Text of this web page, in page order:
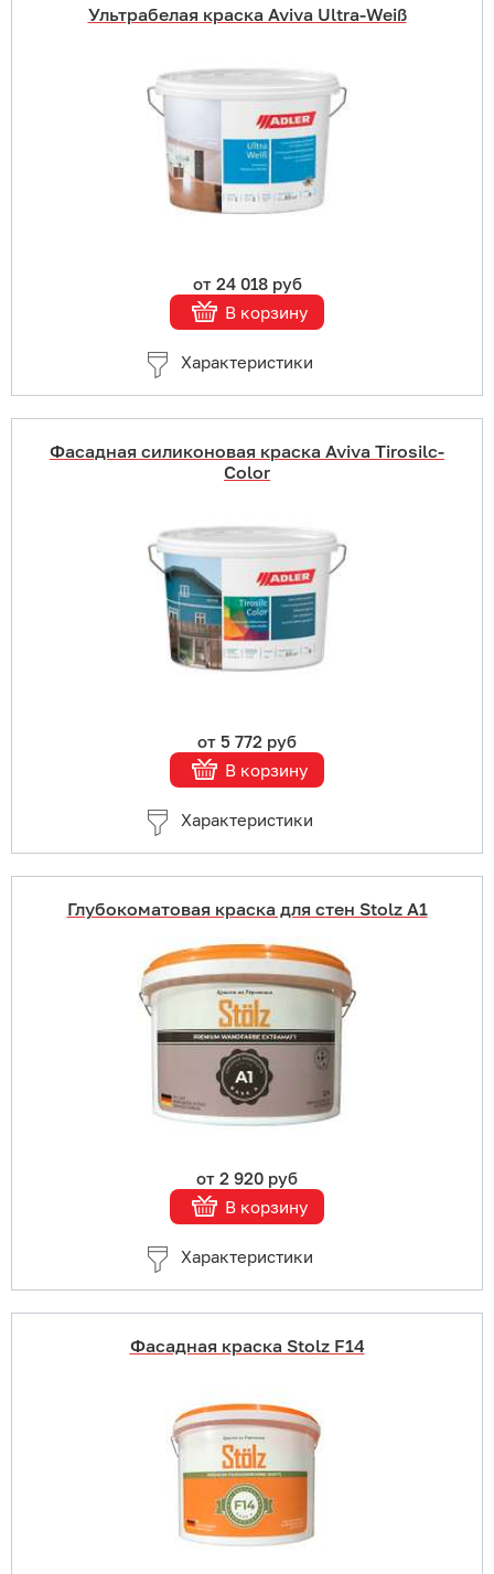
Ультрабелая краска Aviva Ultra-Weiß
от 24 018 руб
В корзину
Характеристики
В корзину
Подробнее
Фасадная силиконовая краска Aviva Tirosilc-
Color
от 5 772 руб
В корзину
Характеристики
Купить в 1 клик
В корзину
Подробнее
Глубокоматовая краска для стен Stolz A1
от 2 920 руб
В корзину
Характеристики
Купить в 1 клик
В корзину
Подробнее
Фасадная краска Stolz F14
В корзину
Подробнее